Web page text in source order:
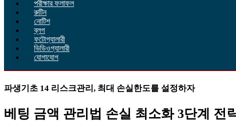
পরীক্ষার ফলাফল
রুটিন
নোটিশ
ব্লগ
ফটোগ্যালারী
ভিডিওগ্যালারী
যোগাযোগ
파생기초 14 리스크관리, 최대 손실한도를 설정하자
베팅 금액 관리법 손실 최소화 3단계 전